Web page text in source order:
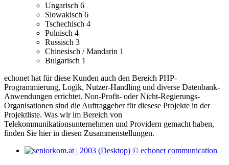
Ungarisch 6
Slowakisch 6
Tschechisch 4
Polnisch 4
Russisch 3
Chinesisch / Mandarin 1
Bulgarisch 1
echonet hat für diese Kunden auch den Bereich PHP-
Programmierung, Logik, Nutzer-Handling und diverse Datenbank-
Anwendungen errichtet. Non-Profit- oder Nicht-Regierungs-
Organisationen sind die Auftraggeber für diesese Projekte in der
Projektliste. Was wir im Bereich von
Telekommunikationsunternehmen und Providern gemacht haben,
finden Sie hier in diesen Zusammenstellungen.